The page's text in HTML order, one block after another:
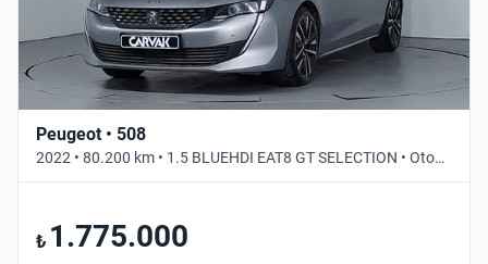
Peugeot • 508
2022 • 80.200 km • 1.5 BLUEHDI EAT8 GT SELECTION • Otomatik
₺ 1.775.000